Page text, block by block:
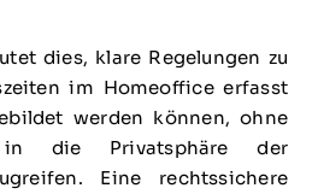
dies, klare Regelungen zu
im Homeoffice erfasst
werden können, ohne
in die Privatsphäre der
Eine rechtssichere